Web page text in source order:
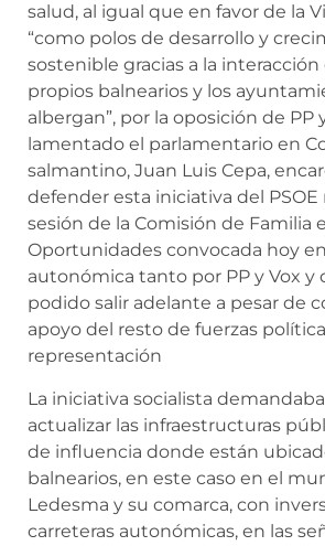
salud, al igual que en favor de la
“como polos de desarrollo y
sostenible gracias a la
propios balnearios y los
albergan”, por la oposición de PP
lamentado el parlamentario en
salmantino, Juan Luis Cepa,
defender esta iniciativa del PSOE
sesión de la Comisión de Familia
Oportunidades convocada hoy
autonómica tanto por PP y Vox y
podido salir adelante a pesar de
apoyo del resto de fuerzas
representación
La iniciativa socialista
actualizar las infraestructuras
de influencia donde están
balnearios, en este caso en el
Ledesma y su comarca, con
carreteras autonómicas, en las